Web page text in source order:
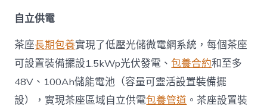
自立供電
茶座長期包養實現了低壓光儲微電網系統，每個茶座
可設置裝備擺設1.5kWp光伏發電、包養合約和至多
48V、100Ah儲能電池（容量可靈活設置裝備擺
設），實現茶座區域自立供電包養管道 。茶座設置裝